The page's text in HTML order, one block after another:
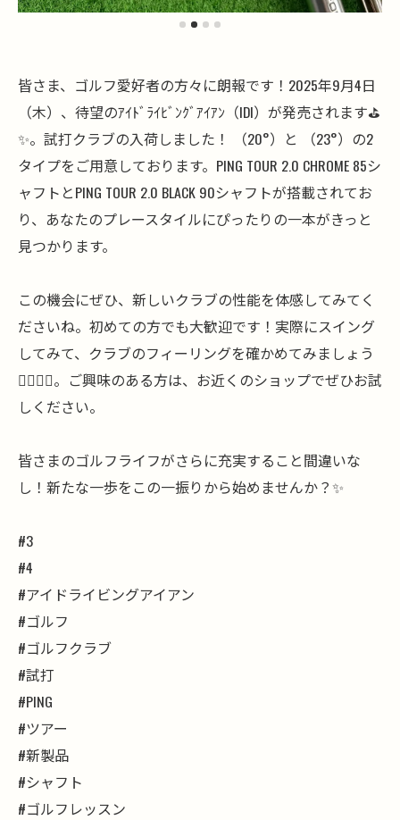
皆さま、ゴルフ愛好者の方々に朗報です！2025年9月4日
（木）、待望のｱｲﾄﾞﾗｲﾋﾞﾝｸﾞｱｲｱﾝ（IDI）が発売されます⛳️
✨。試打クラブの入荷しました！ （20°）と （23°）の2
タイプをご用意しております。PING TOUR 2.0 CHROME 85シ
ャフトとPING TOUR 2.0 BLACK 90シャフトが搭載されてお
り、あなたのプレースタイルにぴったりの一本がきっと
見つかります。
この機会にぜひ、新しいクラブの性能を体感してみてく
ださいね。初めての方でも大歓迎です！実際にスイング
してみて、クラブのフィーリングを確かめてみましょう
🏌️‍♂️🏌️‍♀️。ご興味のある方は、お近くのショップでぜひお試
しください。
皆さまのゴルフライフがさらに充実すること間違いな
し！新たな一歩をこの一振りから始めませんか？✨
#3
#4
#アイドライビングアイアン
#ゴルフ
#ゴルフクラブ
#試打
#PING
#ツアー
#新製品
#シャフト
#ゴルフレッスン